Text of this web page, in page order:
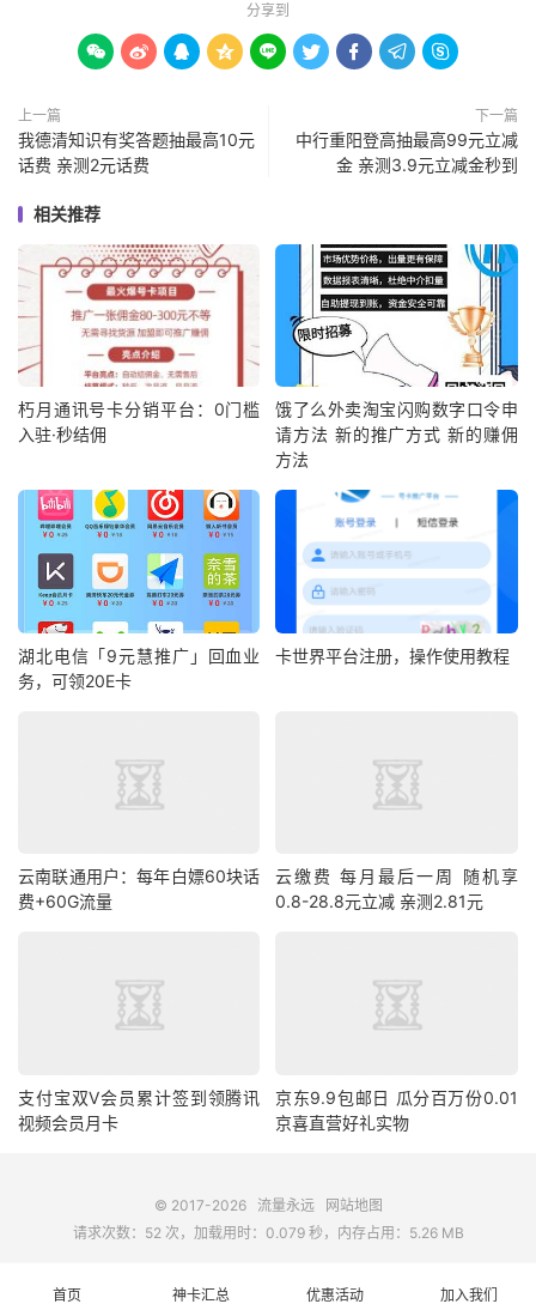
分享到
        
上一篇
我德清知识有奖答题抽最高10元
话费 亲测2元话费
下一篇
中行重阳登高抽最高99元立减
金 亲测3.9元立减金秒到
相关推荐
朽月通讯号卡分销平台：0门槛
入驻·秒结佣
饿了么外卖淘宝闪购数字口令申
请方法 新的推广方式 新的赚佣
方法
湖北电信「9元慧推广」回血业
务，可领20E卡
卡世界平台注册，操作使用教程
云南联通用户：每年白嫖60块话
费+60G流量
云缴费 每月最后一周 随机享
0.8-28.8元立减 亲测2.81元
支付宝双V会员累计签到领腾讯
视频会员月卡
京东9.9包邮日 瓜分百万份0.01
京喜直营好礼实物
首页 神卡汇总 优惠活动 加入我们
© 2017-2026 流量永远
网站地图
请求次数：52 次，加载用时：0.079 秒，内存占用：5.26 MB